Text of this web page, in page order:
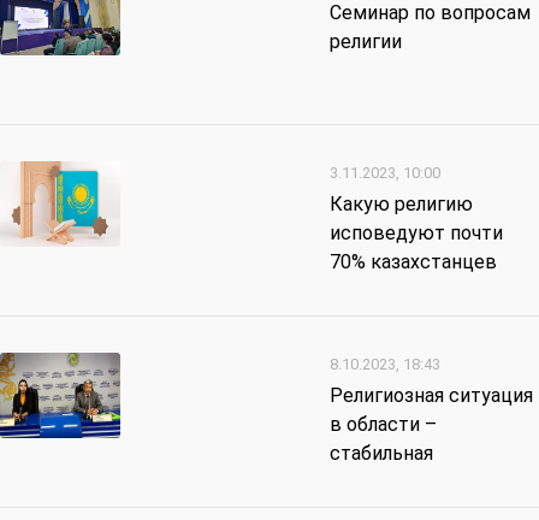
Семинар по вопросам
религии
3.11.2023, 10:00
Какую религию
исповедуют почти
70% казахстанцев
8.10.2023, 18:43
Религиозная ситуация
в области –
стабильная